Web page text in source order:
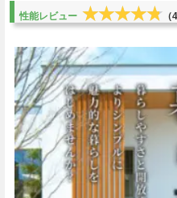
性能レビュー ★★★★★
★★★★★ （